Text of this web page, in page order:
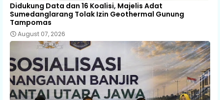
Didukung Data dan 16 Koalisi, Majelis Adat
Sumedanglarang Tolak Izin Geothermal Gunung
Tampomas
August 07, 2026